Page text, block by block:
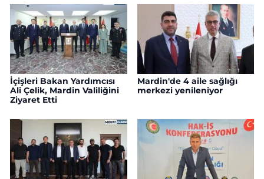
İçişleri Bakan Yardımcısı
Ali Çelik, Mardin Valiliğini
Ziyaret Etti
Mardin'de 4 aile sağlığı
merkezi yenileniyor